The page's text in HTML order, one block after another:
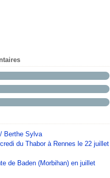
Berthe Sylva
du Thabor à Rennes le 22 juillet
de Baden (Morbihan) en juillet